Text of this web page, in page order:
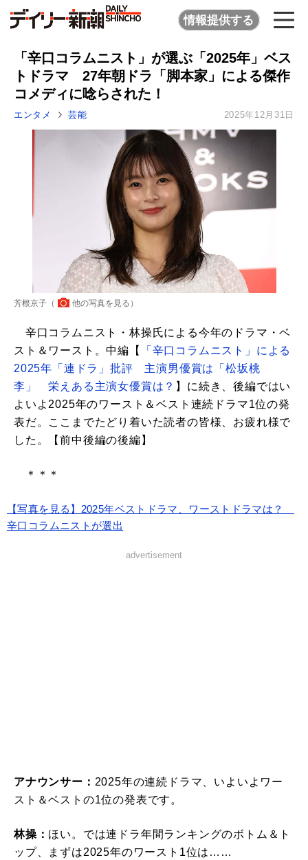
情報提供する
「辛口コラムニスト」が選ぶ「2025年」ベス
トドラマ 27年朝ドラ「脚本家」による傑作
コメディに唸らされた！
エンタメ 芸能 2025年12月31日
芳根京子（ 他の写真を見る ）
辛口コラムニスト・林操氏による今年のドラマ・ベ
スト＆ワースト。中編【
「辛口コラムニスト」による
2025年「連ドラ」批評 主演男優賞は「松坂桃
李」 栄えある主演女優賞は？ 】に続き、後編ではい
よいよ2025年のワースト＆ベスト連続ドラマ1位の発
表だ。ここまでたどり着いた読者の皆様、お疲れ様で
した。【前中後編の後編】
＊＊＊
【写真を見る】2025年ベストドラマ、ワーストドラマは？
辛口コラムニストが選出
advertisement
アナウンサー： 2025年の連続ドラマ、いよいよワー
スト＆ベストの1位の発表です。
林操： ほい。では連ドラ年間ランキングのボトム＆ト
ップ、まずは2025年のワースト1位は……